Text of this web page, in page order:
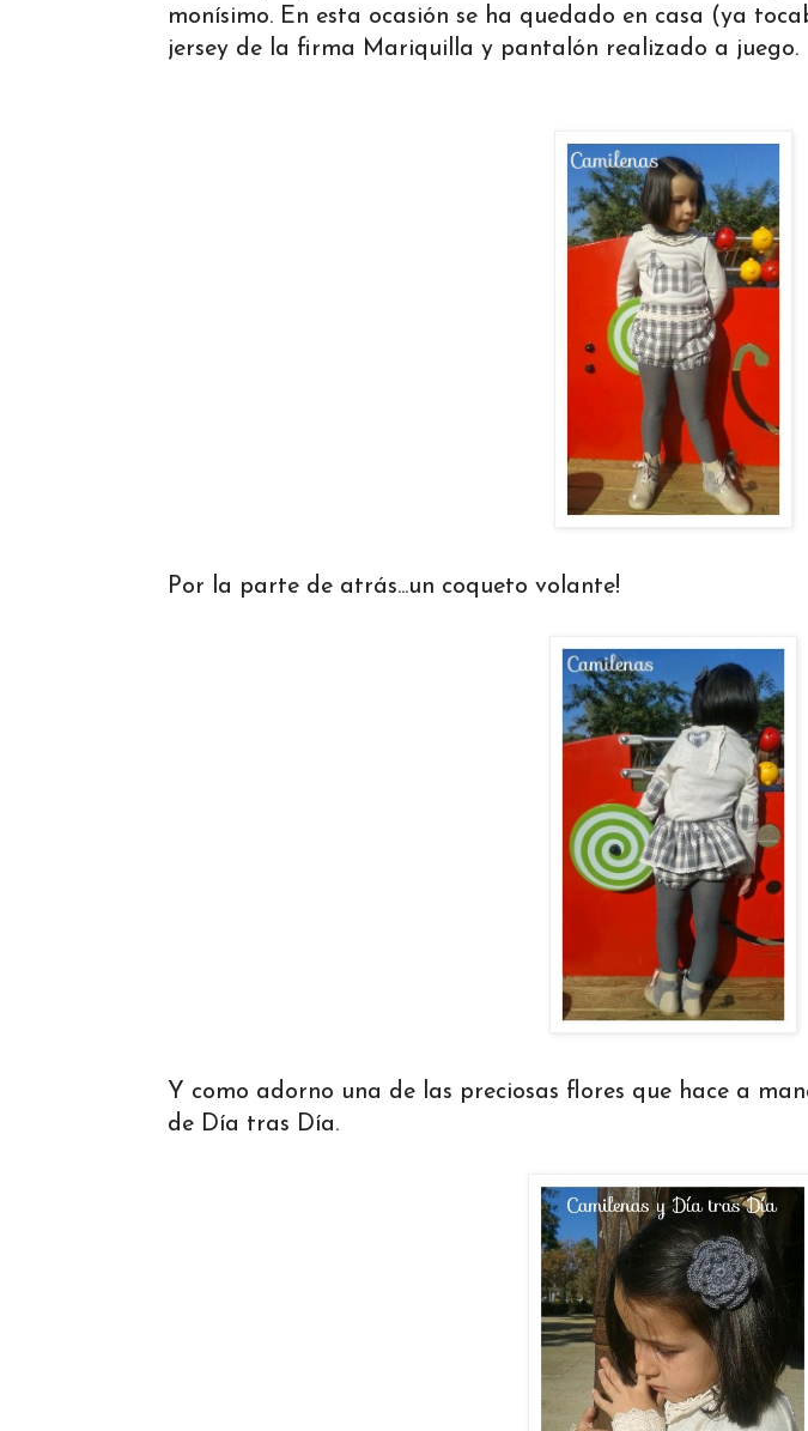
monísimo. En esta ocasión se ha quedado en casa (ya
jersey de la firma Mariquilla y pantalón realizado a juego.
Por la parte de atrás...un coqueto volante!
Y como adorno una de las preciosas flores que hace a
de Día tras Día.